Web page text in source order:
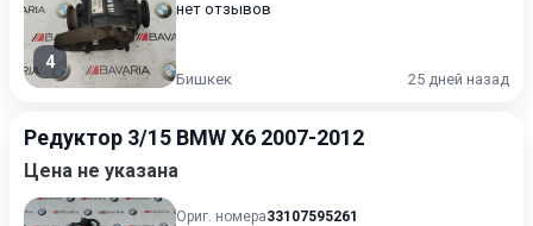
4
нет отзывов
Бишкек 25 дней назад
Редуктор 3/15 BMW X6 2007-2012
Цена не указана
Ориг. номера33107595261